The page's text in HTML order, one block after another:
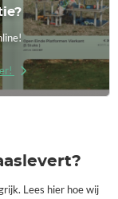
Lees hier hoe wij